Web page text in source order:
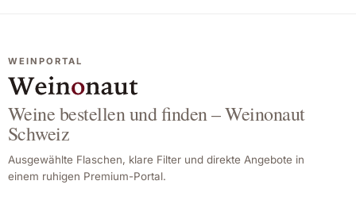
WEINPORTAL
Weine bestellen und finden – Weinonaut
Schweiz
Ausgewählte Flaschen, klare Filter und direkte Angebote in
einem ruhigen Premium-Portal.